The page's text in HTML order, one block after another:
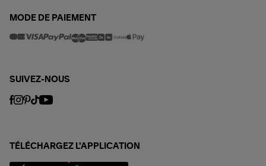
MODE DE PAIEMENT
SUIVEZ-NOUS
TÉLÉCHARGEZ L'APPLICATION